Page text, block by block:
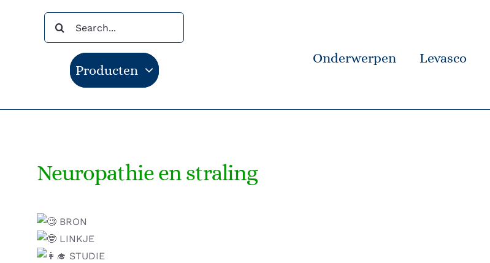
naar:
Producten
Onderwerpen Levasco
Neuropathie en straling
BRON
LINKJE
STUDIE